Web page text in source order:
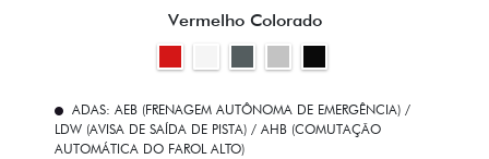
Vermelho Colorado
ADAS: AEB (FRENAGEM AUTÔNOMA DE EMERGÊNCIA) /
LDW (AVISA DE SAÍDA DE PISTA) / AHB (COMUTAÇÃO
AUTOMÁTICA DO FAROL ALTO)